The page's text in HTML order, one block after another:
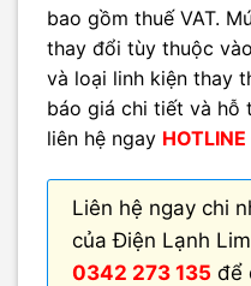
bao gồm thuế VAT.
thay đổi tùy thuộc
và loại linh kiện thay
báo giá chi tiết và hỗ
liên hệ ngay
Liên hệ ngay chi
của Điện Lạnh
0342 273 135 để